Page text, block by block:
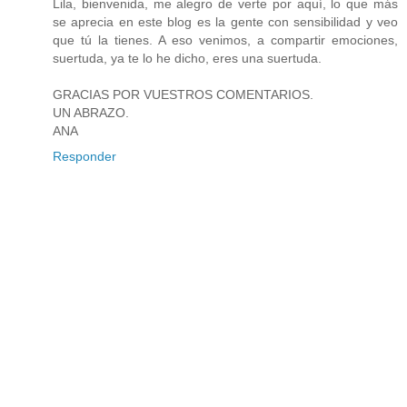
Lila, bienvenida, me alegro de verte por aquí, lo que más
se aprecia en este blog es la gente con sensibilidad y veo
que tú la tienes. A eso venimos, a compartir emociones,
suertuda, ya te lo he dicho, eres una suertuda.
GRACIAS POR VUESTROS COMENTARIOS.
UN ABRAZO.
ANA
Responder